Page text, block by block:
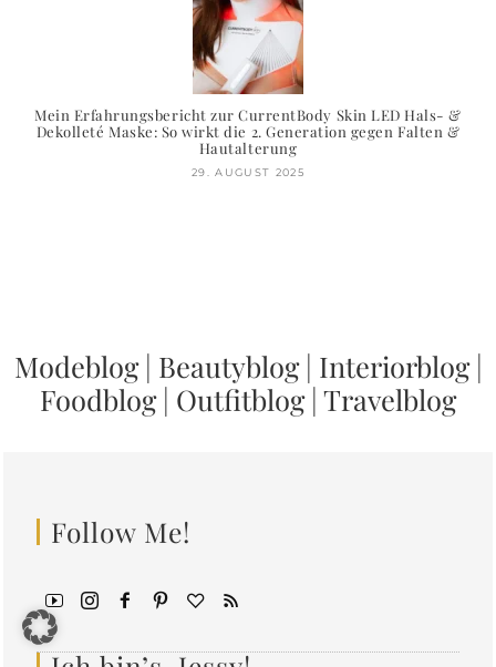
Mein Erfahrungsbericht zur CurrentBody Skin LED Hals- &
Dekolleté Maske: So wirkt die 2. Generation gegen Falten &
Hautalterung
29. AUGUST 2025
Modeblog| Beautyblog| Interiorblog|
Foodblog| Outfitblog| Travelblog
Follow Me!